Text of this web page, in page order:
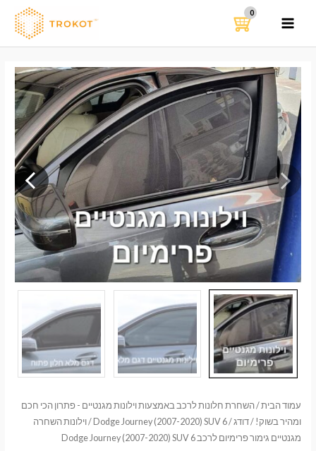
MAIN
עמוד הבית/השחרת חלונות לרכב באמצעות וילונות מגנטיים - פתרון הכי חכם
ומהיר בשוק! /דודג/
Dodge Journey (2007-2020) SUV 6 / וילונות השחרה
מגנטיים גימור פרימיום לרכב Dodge Journey (2007-2020) SUV 6